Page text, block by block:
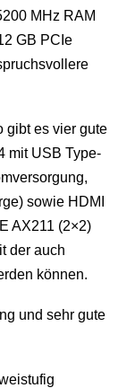
MHz RAM
GB PCIe
gibt es vier gute
mit USB Type-
sowie HDMI
AX211 (2×2)
der auch
können.
und sehr gute